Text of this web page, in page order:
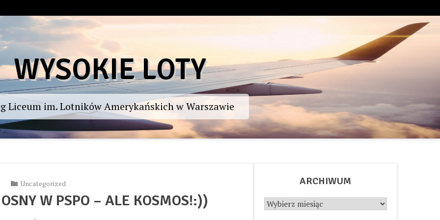
WYSOKIE LOTY
Liceum im. Lotników Amerykańskich w Warszawie
Uncategorized
W PSPO – ALE KOSMOS!:))
ARCHIWUM
Archiwum